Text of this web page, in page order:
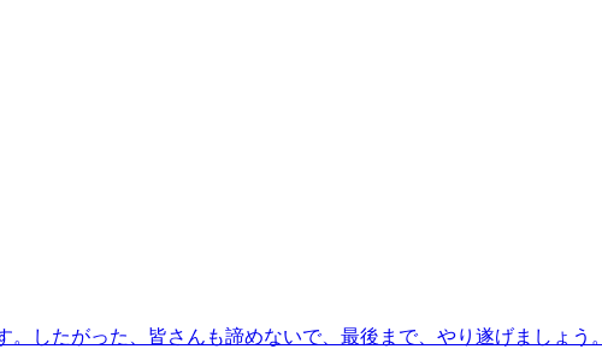
したがった、皆さんも諦めないで、最後まで、やり遂げましょう。